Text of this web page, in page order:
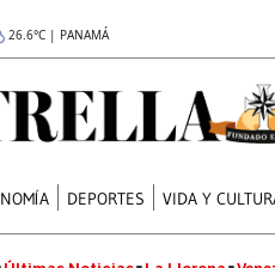
26.6°C | PANAMÁ
DEPORTES VIDA Y